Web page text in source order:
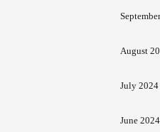
August
July 2024
June 2024